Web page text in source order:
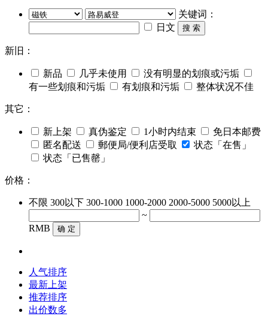
关键词：
日文
搜 索
新旧：
新品 几乎未使用
没有明显的划痕或污垢
有一些划痕和污垢
有划痕和污垢 整体状况不佳
其它：
新上架 真伪鉴定 1小时内结束
免日本邮费
匿名配送
郵便局/便利店受取
状态「在售」
状态「已售罄」
价格：
不限 300以下 300-1000 1000-2000 2000-5000 5000以上
~
RMB
确 定
人气排序
最新上架
推荐排序
出价数多